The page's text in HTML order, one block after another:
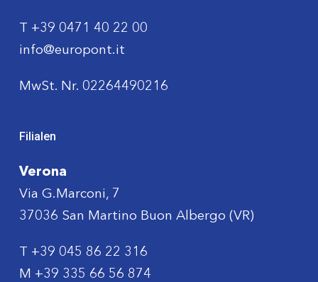
+39 0471 40 22 00
info@europont.it
MwSt. Nr. 02264490216
Filialen
Verona
Via G.Marconi, 7
37036 San Martino Buon Albergo (VR)
+39 045 86 22 316
M +39 335 66 56 874